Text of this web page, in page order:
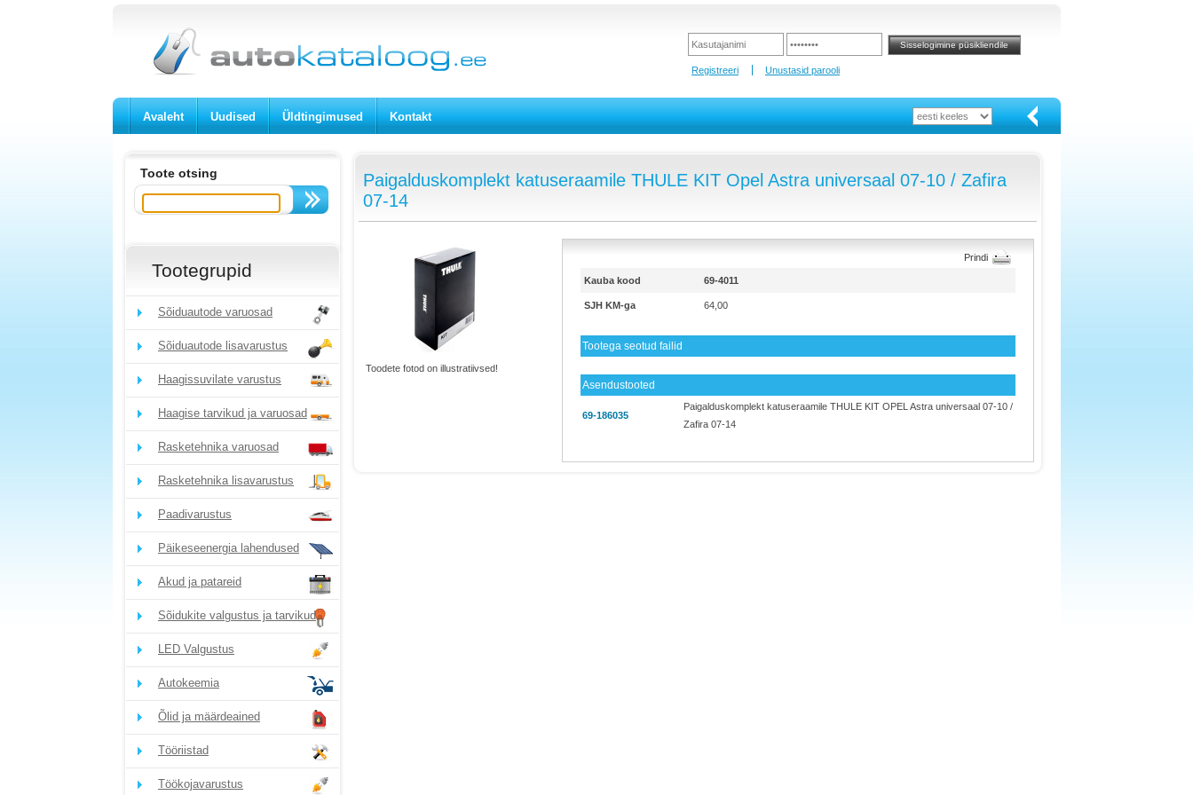
Registreeri Unustasid parooli
Avaleht Uudised Üldtingimused Kontakt
Toote otsing
Tootegrupid
Sõiduautode varuosad
Sõiduautode lisavarustus
Haagissuvilate varustus
Haagise tarvikud ja varuosad
Rasketehnika varuosad
Rasketehnika lisavarustus
Paadivarustus
Päikeseenergia lahendused
Akud ja patareid
Sõidukite valgustus ja tarvikud
LED Valgustus
Autokeemia
Õlid ja määrdeained
Tööriistad
Töökojavarustus
Paigalduskomplekt katuseraamile THULE KIT Opel Astra universaal 07-10 / Zafira
07-14
Toodete fotod on illustratiivsed!
Prindi
Kauba kood 69-4011
SJH KM-ga 64,00
Tootega seotud failid
Asendustooted
69-186035
Paigalduskomplekt katuseraamile THULE KIT OPEL Astra universaal 07-10 /
Zafira 07-14